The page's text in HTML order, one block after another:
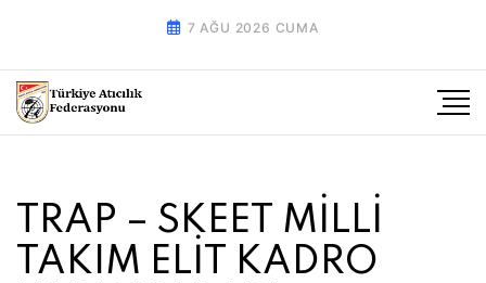
7 AĞU 2026 CUMA
TRAP – SKEET MİLLİ
TAKIM ELİT KADRO